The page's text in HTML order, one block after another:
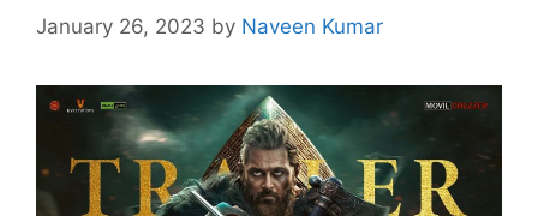
January 26, 2023 by Naveen Kumar